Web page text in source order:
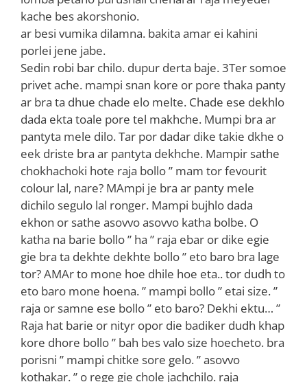
kache bes akorshonio.
ar besi vumika dilamna. bakita amar ei kahini
porlei jene jabe.
Sedin robi bar chilo. dupur derta baje. 3Ter somoe
privet ache. mampi snan kore or pore thaka panty
ar bra ta dhue chade elo melte. Chade ese dekhlo
dada ekta toale pore tel makhche. Mumpi bra ar
pantyta mele dilo. Tar por dadar dike takie dkhe o
eek driste bra ar pantyta dekhche. Mampir sathe
chokhachoki hote raja bollo ” mam tor fevourit
colour lal, nare? MAmpi je bra ar panty mele
dichilo segulo lal ronger. Mampi bujhlo dada
ekhon or sathe asovvo asovvo katha bolbe. O
katha na barie bollo ” ha ” raja ebar or dike egie
gie bra ta dekhte dekhte bollo ” eto baro bra lage
tor? AMAr to mone hoe dhile hoe eta.. tor dudh to
eto baro mone hoena. ” mampi bollo ” etai size. ”
raja or samne ese bollo ” eto baro? Dekhi ektu… ”
Raja hat barie or nityr opor die badiker dudh khap
kore dhore bollo ” bah bes valo size hoecheto. bra
porisni ” mampi chitke sore gelo. ” asovvo
kothakar. ” o rege gie chole jachchilo. raja